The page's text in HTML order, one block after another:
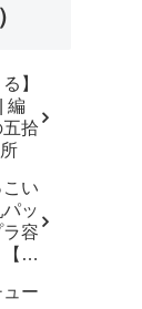
】
編
五拾
こい
ッ
容
自
ちゃ
ュー